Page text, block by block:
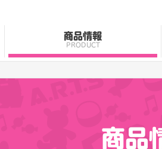
商品情報
PRODUCT
商品